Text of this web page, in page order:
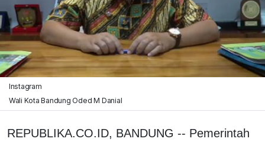
Instagram
Wali Kota Bandung Oded M Danial
REPUBLIKA.CO.ID, BANDUNG -- Pemerintah